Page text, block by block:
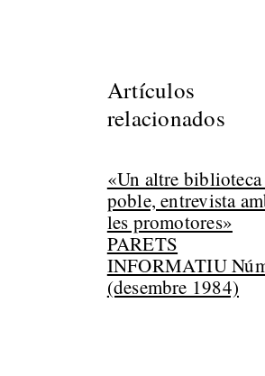
Artículos
relacionados
«Un altre
poble, entrevista
les promotores»
PARETS
INFORMATIU
(desembre 1984)